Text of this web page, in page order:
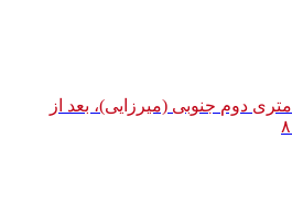
انبار : شاد آباد، ۱۵ متری دوم جنوبی (میرزایی)، بعد از